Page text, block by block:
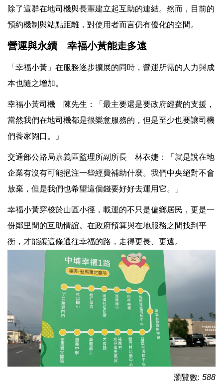
除了這群在地司機與長輩建立起互助的連結。然而，目前的
預約機制與站點距離，對使用者而言仍有優化的空間。
營運與永續 幸福小黃能走多遠
「幸福小黃」在服務逐步擴展的同時，營運所需的人力與成
本也隨之增加。
幸福小黃司機 陳先生：「最主要還是要政府經費的支援，
當然我們在地司機都是很樂意服務的，但是至少也要讓司機
們養家餬口。」
交通部公路局嘉義區監理所副所長 林衣婕：「就是說在地
企業有沒有可能挹注一些經費補助什麼。我們中央絕對不會
放棄，但是我們也希望這個錢要好好去運用它。」
幸福小黃穿梭於山區小徑，載運的不只是偏鄉居民，更是一
份鄰里間的互助情誼。在政府預算與在地服務之間找到平
衡，才能讓這條通往幸福的路，走得更長、更遠。
瀏覽數: 588